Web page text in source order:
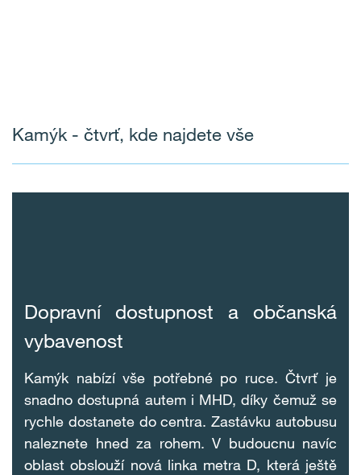
Kamýk - čtvrť, kde najdete vše
Dopravní dostupnost a občanská
vybavenost
Kamýk nabízí vše potřebné po ruce. Čtvrť je
snadno dostupná autem i MHD, díky čemuž se
rychle dostanete do centra. Zastávku autobusu
naleznete hned za rohem. V budoucnu navíc
oblast obslouží nová linka metra D, která ještě